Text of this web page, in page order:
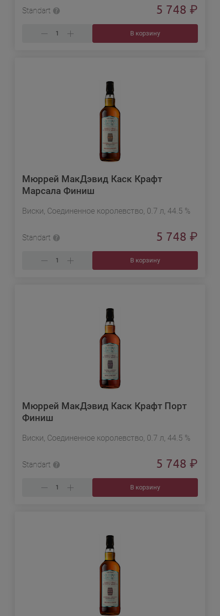
Standart 5 748 ₽
В корзину
Мюррей МакДэвид Каск Крафт
Марсала Финиш
Виски, Соединенное королевство, 0.7 л, 44.5 %
Standart 5 748 ₽
В корзину
Мюррей МакДэвид Каск Крафт Порт
Финиш
Виски, Соединенное королевство, 0.7 л, 44.5 %
Standart 5 748 ₽
В корзину